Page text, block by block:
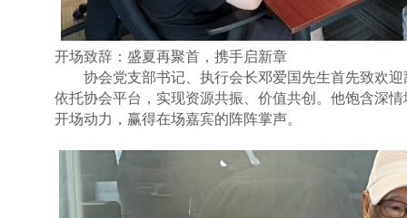
开场致辞：盛夏再聚首，携手启新章
协会党支部书记、执行会长邓爱国先生首先致欢迎
依托协会平台，实现资源共振、价值共创。他饱含深
开场动力，赢得在场嘉宾的阵阵掌声。